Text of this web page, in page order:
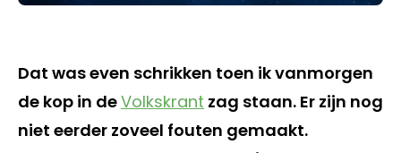
Dat was even schrikken toen ik vanmorgen
de kop in deVolkskrant zag staan. Er zijn nog
niet eerder zoveel fouten gemaakt.